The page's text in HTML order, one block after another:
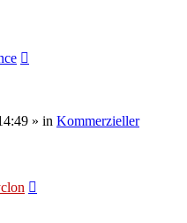
» in Kommerzieller